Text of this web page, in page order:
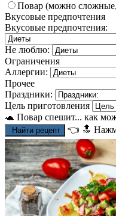
Повар (можно
Вкусовые предпочтения
Вкусовые предпочтения:
Не люблю:
Ограничения
Аллергии:
Прочее
Праздники:
Цель приготовления
🐢 Повар спешит... как
Найти рецепт 👈 🔝